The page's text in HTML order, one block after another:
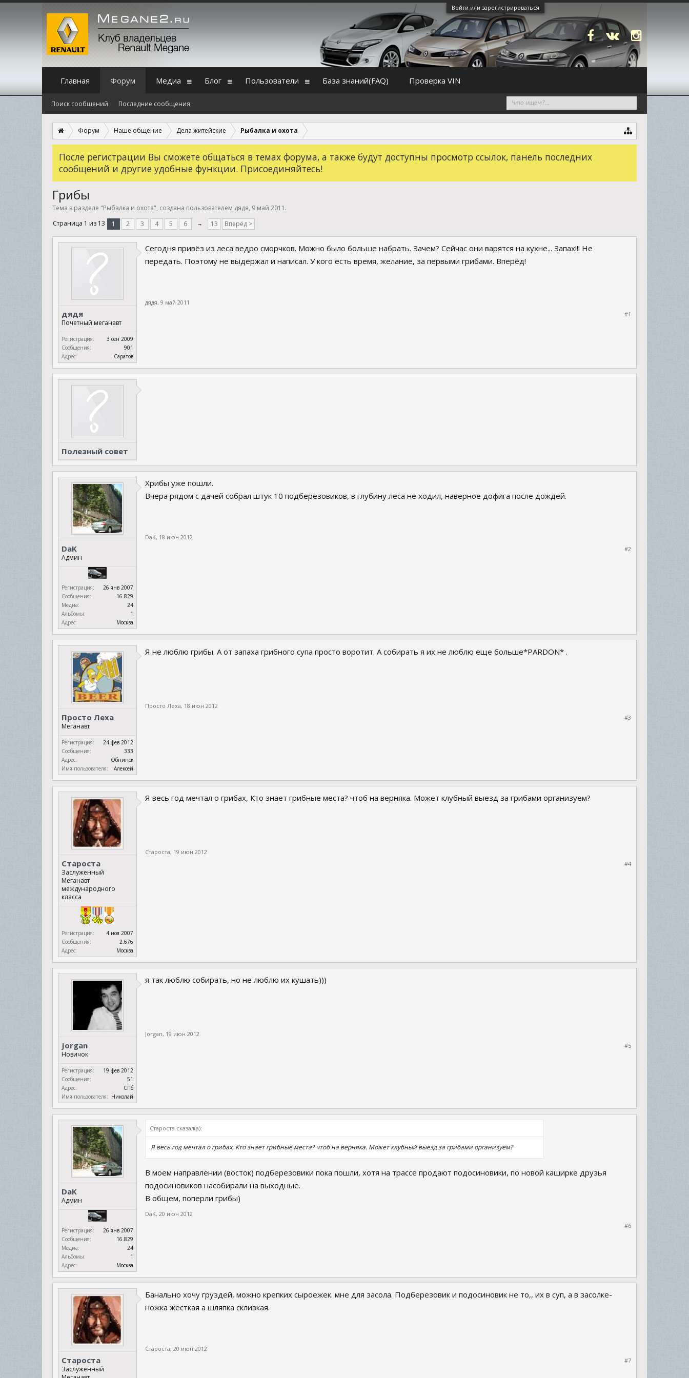
Войти или зарегистрироваться
Форум Наше общение Дела житейские Рыбалка и охота
После регистрации Вы сможете общаться в темах форума, а также будут доступны просмотр ссылок, панель последних
сообщений и другие удобные функции. Присоединяйтесь!
Грибы
Тема в разделе "Рыбалка и охота", создана пользователем дядя, 9 май 2011 .
Страница 1 из 13
1 2 3 4 5 6 → 13 Вперёд >
дядя
Почетный меганавт
Регистрация:
3 сен 2009
Сообщения:
901
Адрес:
Саратов
Сегодня привёз из леса ведро сморчков. Можно было больше набрать. Зачем? Сейчас они варятся на кухне... Запах!!! Не
передать. Поэтому не выдержал и написал. У кого есть время, желание, за первыми грибами. Вперёд!
дядя, 9 май 2011
#1
Полезный совет
DaK
Админ
Регистрация:
26 янв 2007
Сообщения:
16.829
Медиа:
24
Альбомы:
1
Адрес:
Москва
Хрибы уже пошли.
Вчера рядом с дачей собрал штук 10 подберезовиков, в глубину леса не ходил, наверное дофига после дождей.
DaK, 18 июн 2012
#2
Просто Леха
Меганавт
Регистрация:
24 фев 2012
Сообщения:
333
Адрес:
Обнинск
Имя пользователя:
Алексей
Я не люблю грибы. А от запаха грибного супа просто воротит. А собирать я их не люблю еще больше*PARDON* .
Просто Леха, 18 июн 2012
#3
Староста
Заслуженный
Меганавт
международного
класса
Регистрация:
4 ноя 2007
Сообщения:
2.676
Адрес:
Москва
Я весь год мечтал о грибах, Кто знает грибные места? чтоб на верняка. Может клубный выезд за грибами организуем?
Староста, 19 июн 2012
#4
Jorgan
Новичок
Регистрация:
19 фев 2012
Сообщения:
51
Адрес:
СПб
Имя пользователя: Николай
я так люблю собирать, но не люблю их кушать)))
Jorgan, 19 июн 2012
#5
DaK
Админ
Регистрация:
26 янв 2007
Сообщения:
16.829
Медиа:
24
Альбомы:
1
Адрес:
Москва
Староста сказал(а):
Я весь год мечтал о грибах, Кто знает грибные места? чтоб на верняка. Может клубный выезд за грибами организуем?
В моем направлении (восток) подберезовики пока пошли, хотя на трассе продают подосиновики, по новой каширке друзья
подосиновиков насобирали на выходные.
В общем, поперли грибы)
DaK, 20 июн 2012
#6
Староста
Заслуженный
Банально хочу груздей, можно крепких сыроежек. мне для засола. Подберезовик и подосиновик не то,, их в суп, а в засолке-
ножка жесткая а шляпка склизкая.
Староста, 20 июн 2012
#7
Главная Форум
Поиск сообщений Последние сообщения
Медиа Блог Пользователи База знаний(FAQ) Проверка VIN